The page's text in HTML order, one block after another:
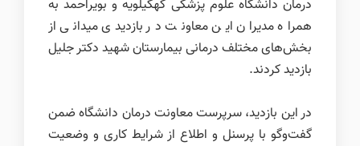
درمان دانشگاه علوم پزشکی کهگیلویه و بویراحمد به
همراه مدیران این معاونت در بازدیدی میدانی از
بخش‌های مختلف درمانی بیمارستان شهید دکتر جلیل
بازدید کردند.
در این بازدید، سرپرست معاونت درمان دانشگاه ضمن
گفت‌وگو با پرسنل و اطلاع از شرایط کاری و وضعیت